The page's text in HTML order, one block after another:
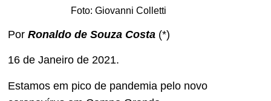
Foto: Giovanni Colletti
Por Ronaldo de Souza Costa (*)
16 de Janeiro de 2021.
Estamos em pico de pandemia pelo novo